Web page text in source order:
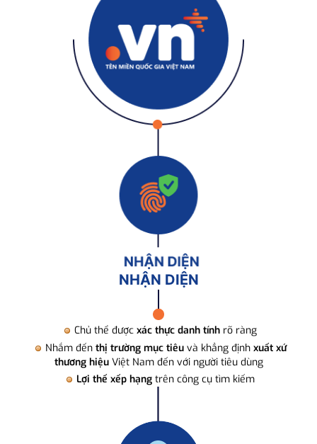
NHẬN DIỆN
Chủ thể được xác thực danh tính rõ ràng
Nhắm đến thị trường mục tiêuvà khẳng định xuất xứ
thương hiệuViệt Nam đến với người tiêu dùng
Lợi thế xếp hạng trên công cụ tìm kiếm